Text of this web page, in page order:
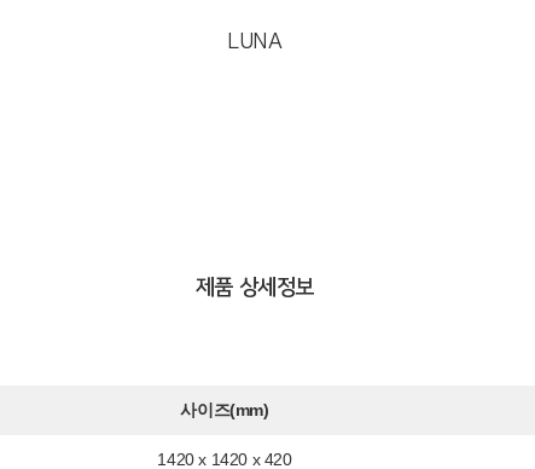
LUNA
제품 상세정보
사이즈(mm)
1420 x 1420 x 420